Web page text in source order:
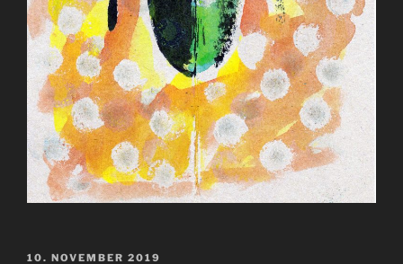
VERÖFFENTLICHT
10. NOVEMBER 2019